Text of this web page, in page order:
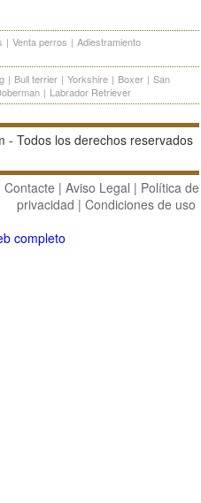
| Venta perros | Adiestramiento
| Bull terrier | Yorkshire | Boxer | San
| Labrador Retriever
- Todos los derechos reservados
Contacte | Aviso Legal | Política de
privacidad | Condiciones de uso
completo